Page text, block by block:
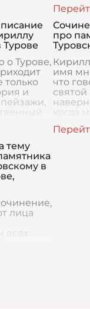
врагов
здесь,
Турове
о Турове,
только
и
пр
про
имя
что
святой
когда
Туров,
тему
в
лица
всех
на